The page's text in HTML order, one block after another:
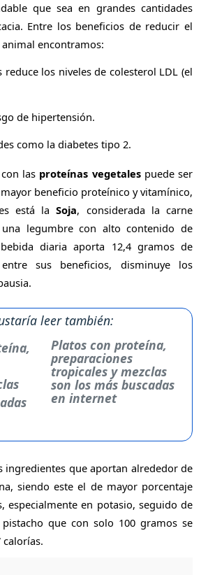
que sea en grandes cantidades
Entre los beneficios de reducir el
encontramos:
reduce los niveles de colesterol LDL (el
de hipertensión.
como la diabetes tipo 2.
las proteínas vegetales puede ser
beneficio proteínico y vitamínico,
está laSoja, considerada la carne
legumbre con alto contenido de
diaria aporta 12,4 gramos de
sus beneficios, disminuye los
leer también:
Platos con proteína,
preparaciones
tropicales y mezclas
son los más buscadas
en internet
ingredientes que aportan alrededor de
siendo este el de mayor porcentaje
especialmente en potasio, seguido de
que con solo 100 gramos se